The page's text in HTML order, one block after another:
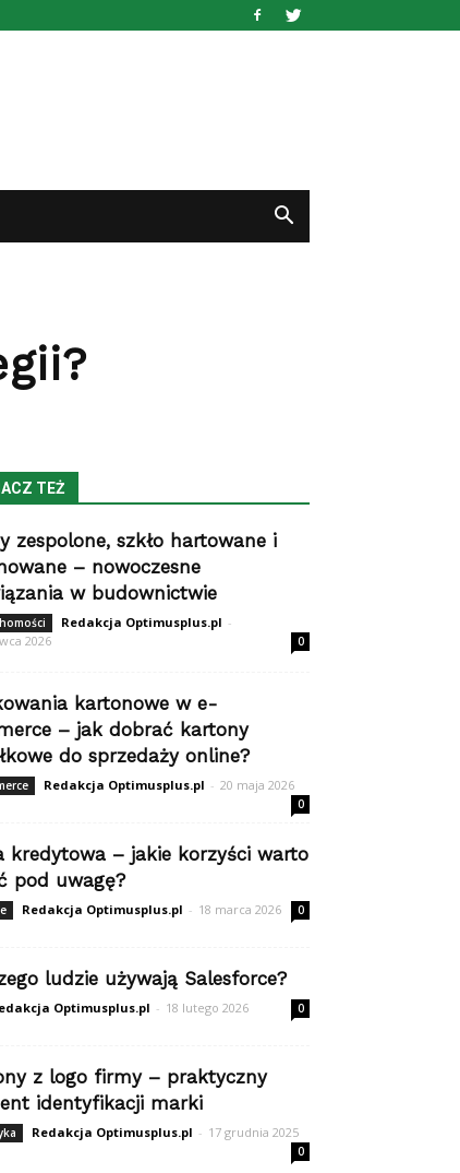
TEŻ
zespolone, szkło hartowane i
– nowoczesne
w budownictwie
Redakcja Optimusplus.pl -
2026
0
kartonowe w e-
– jak dobrać kartony
do sprzedaży online?
Redakcja Optimusplus.pl - 20 maja 2026
0
kredytowa – jakie korzyści warto
pod uwagę?
Redakcja Optimusplus.pl - 18 marca 2026 0
ludzie używają Salesforce?
Optimusplus.pl - 18 lutego 2026 0
z logo firmy – praktyczny
identyfikacji marki
Redakcja Optimusplus.pl - 17 grudnia 2025
0